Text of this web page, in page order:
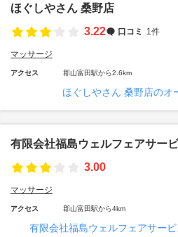
ほぐしやさん 桑野店
3.22
口コミ 1件
マッサージ
アクセス 郡山富田駅から2.6km
ほぐしやさん 桑野店のオ
有限会社福島ウェルフェアサー
3.00
マッサージ
アクセス 郡山富田駅から4km
有限会社福島ウェルフェアサー